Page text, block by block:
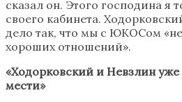
сказал он. Этого господина я
своего кабинета.
дело так, что мы с ЮКОСом
хороших отношений».
«Ходорковский и Невзлин
мести»